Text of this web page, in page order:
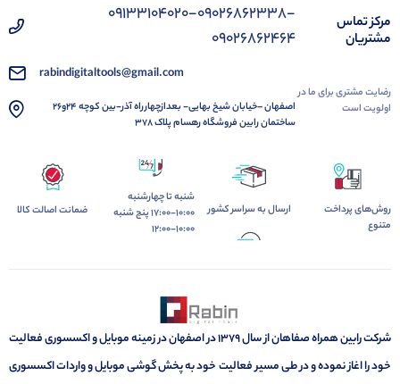
مرکز تماس
مشتریان
رضایت مشتری برای ما در
اولویت است
09133104020-09026862338-
09026862464
rabindigitaltools@gmail.com
اصفهان –خیابان شیخ بهایی- بعدازچهارراه آذر-بین کوچه 24و26
ساختمان رابین فروشگاه رهسام پلاک ۳۷۸
روش‌های پرداخت
متنوع
ارسال به سراسر کشور
شنبه تا چهارشنبه
10:00-17:00 پنج شنبه
10:00-12:00
ضمانت اصالت کالا
شرکت رابین همراه صفاهان از سال 1379 در اصفهان در زمینه موبایل و اکسسوری فعالیت
خود را اغاز نموده و در طی مسیر فعالیت خود به پخش گوشی موبایل و واردات اکسسوری